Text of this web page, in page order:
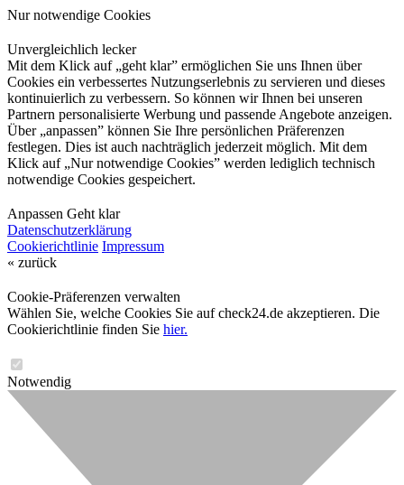
Nur notwendige Cookies
Unvergleichlich lecker
Mit dem Klick auf „geht klar” ermöglichen Sie uns Ihnen über
Cookies ein verbessertes Nutzungserlebnis zu servieren und dieses
kontinuierlich zu verbessern. So können wir Ihnen bei unseren
Partnern personalisierte Werbung und passende Angebote anzeigen.
Über „anpassen” können Sie Ihre persönlichen Präferenzen
festlegen. Dies ist auch nachträglich jederzeit möglich. Mit dem
Klick auf „Nur notwendige Cookies” werden lediglich technisch
notwendige Cookies gespeichert.
Anpassen Geht klar
Datenschutzerklärung
Cookierichtlinie Impressum
« zurück
Cookie-Präferenzen verwalten
Wählen Sie, welche Cookies Sie auf check24.de akzeptieren. Die
Cookierichtlinie finden Sie hier.
Notwendig